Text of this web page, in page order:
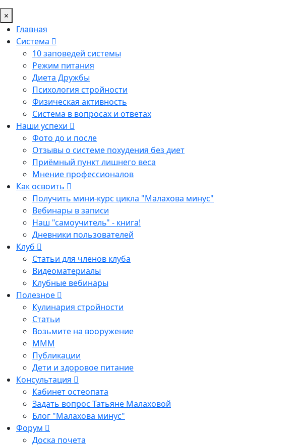
×
Главная
Система
10 заповедей системы
Режим питания
Диета Дружбы
Психология стройности
Физическая активность
Система в вопросах и ответах
Наши успехи
Фото до и после
Отзывы о системе похудения без диет
Приёмный пункт лишнего веса
Мнение профессионалов
Как освоить
Получить мини-курс цикла "Малахова минус"
Вебинары в записи
Наш "самоучитель" - книга!
Дневники пользователей
Клуб
Статьи для членов клуба
Видеоматериалы
Клубные вебинары
Полезное
Кулинария стройности
Статьи
Возьмите на вооружение
МММ
Публикации
Дети и здоровое питание
Консультация
Кабинет остеопата
Задать вопрос Татьяне Малаховой
Блог "Малахова минус"
Форум
Доска почета